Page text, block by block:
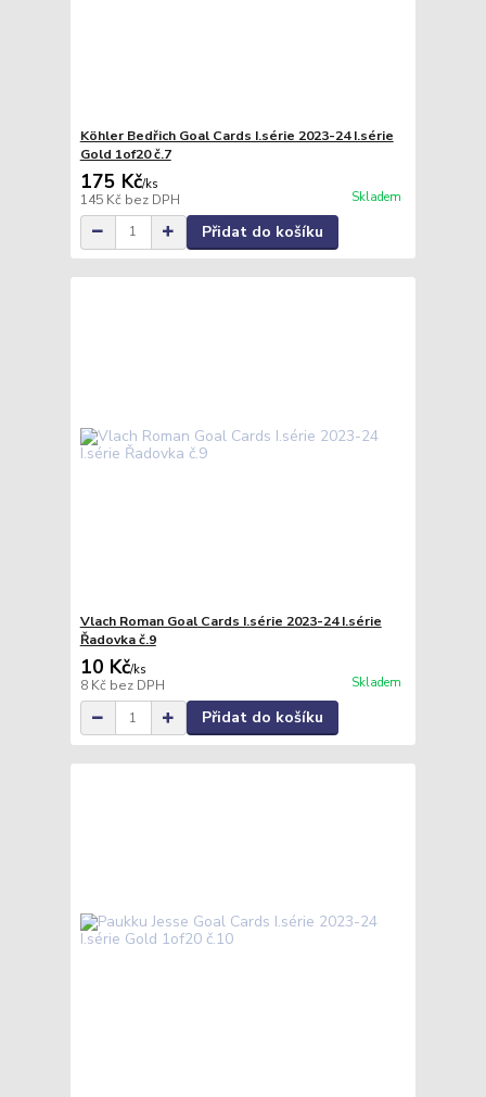
Köhler Bedřich Goal Cards I.série 2023-24 I.série
Gold 1of20 č.7
175 Kč/ks
145 Kč bez DPH Skladem
Přidat do košíku
Vlach Roman Goal Cards I.série 2023-24 I.série
Řadovka č.9
10 Kč/ks
8 Kč bez DPH Skladem
Přidat do košíku